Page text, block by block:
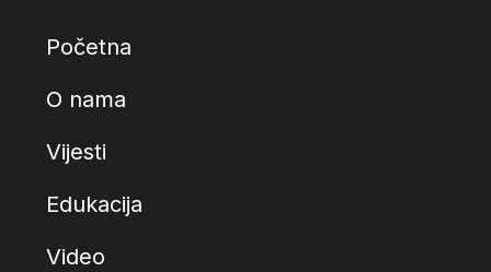
Početna
O nama
Vijesti
Edukacija
Video